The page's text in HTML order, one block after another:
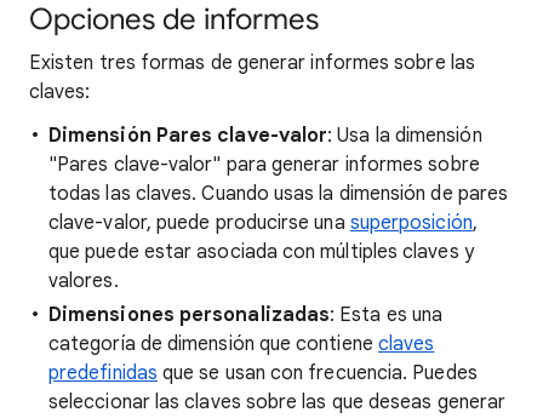
Opciones de informes
Existen tres formas de generar informes sobre las
claves:
Dimensión Pares clave-valor: Usa la dimensión
"Pares clave-valor" para generar informes sobre
todas las claves. Cuando usas la dimensión de pares
clave-valor, puede producirse una superposición,
que puede estar asociada con múltiples claves y
valores.
Dimensiones personalizadas: Esta es una
categoría de dimensión que contiene claves
predefinidas que se usan con frecuencia. Puedes
seleccionar las claves sobre las que deseas generar